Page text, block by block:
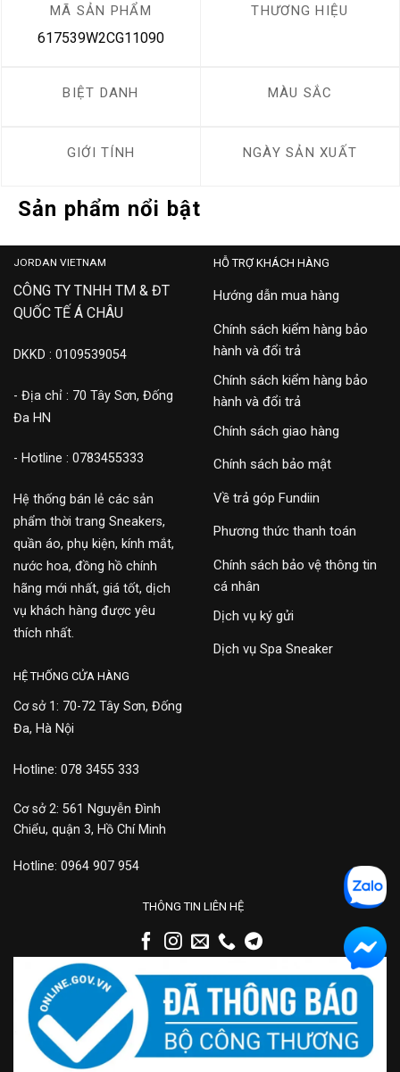
MÃ SẢN PHẨM
617539W2CG11090
THƯƠNG HIỆU
BIỆT DANH MÀU SẮC
GIỚI TÍNH NGÀY SẢN XUẤT
Sản phẩm nổi bật
JORDAN VIETNAM
CÔNG TY TNHH TM & ĐT
QUỐC TẾ Á CHÂU
DKKD : 0109539054
- Địa chỉ : 70 Tây Sơn, Đống
Đa HN
- Hotline : 0783455333
Hệ thống bán lẻ các sản
phẩm thời trang Sneakers,
quần áo, phụ kiện, kính mắt,
nước hoa, đồng hồ chính
hãng mới nhất, giá tốt, dịch
vụ khách hàng được yêu
thích nhất.
HỖ TRỢ KHÁCH HÀNG
Hướng dẫn mua hàng
Chính sách kiểm hàng bảo
hành và đổi trả
Chính sách kiểm hàng bảo
hành và đổi trả
Chính sách giao hàng
Chính sách bảo mật
Về trả góp Fundiin
Phương thức thanh toán
Chính sách bảo vệ thông tin
cá nhân
Dịch vụ ký gửi
Dịch vụ Spa Sneaker
HỆ THỐNG CỬA HÀNG
Cơ sở 1: 70-72 Tây Sơn, Đống
Đa, Hà Nội
Hotline: 078 3455 333
Cơ sở 2: 561 Nguyễn Đình
Chiểu, quận 3, Hồ Chí Minh
Hotline: 0964 907 954
THÔNG TIN LIÊN HỆ